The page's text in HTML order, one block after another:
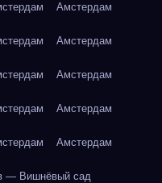
Амстердам
Амстердам
Амстердам
Амстердам
Амстердам
— Вишнёвый сад